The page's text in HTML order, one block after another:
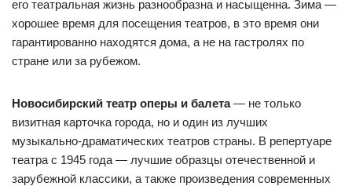
его театральная жизнь разнообразна и насыщенна. Зима —
хорошее время для посещения театров, в это время они
гарантированно находятся дома, а не на гастролях по
стране или за рубежом.
Новосибирский театр оперы и балета— не только
визитная карточка города, но и один из лучших
музыкально-драматических театров страны. В репертуаре
театра с 1945 года — лучшие образцы отечественной и
зарубежной классики, а также произведения современных